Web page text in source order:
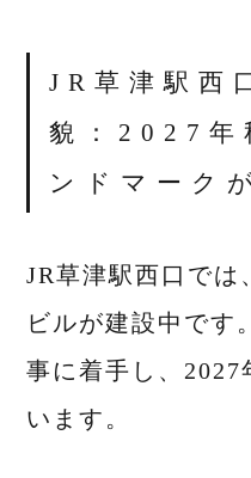
JR草津駅西
貌：2027年
ンドマーク
JR草津駅西口では
ビルが建設中です
事に着手し、2027
います。